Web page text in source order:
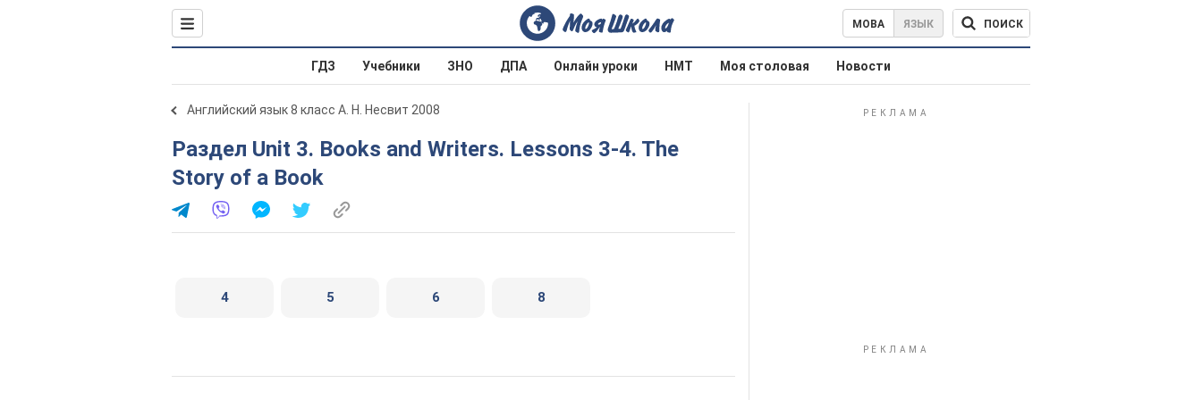
МОВА ЯЗЫК ПОИСК
ГДЗ Учебники ЗНО ДПА Онлайн уроки НМТ Моя столовая Новости
Английский язык 8 класс А. Н. Несвит 2008
Раздел Unit 3. Books and Writers. Lessons 3-4. The
Story of a Book
4 5 6 8